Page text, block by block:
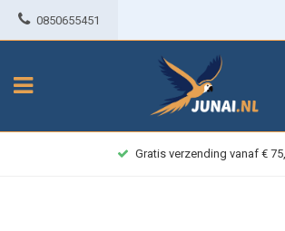
0850655451
Achteraf betalen